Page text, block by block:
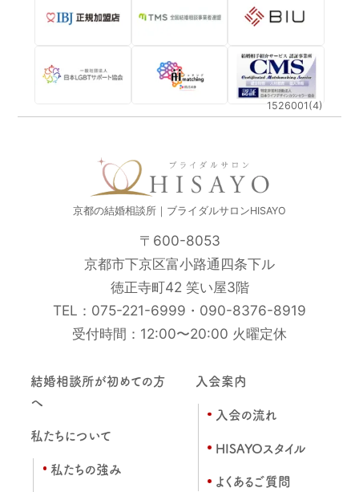
1526001(4)
京都の結婚相談所｜ブライダルサロンHISAYO
〒600-8053
京都市下京区富小路通四条下ル
徳正寺町42 笑い屋3階
TEL： 075-221-6999 ・ 090-8376-8919
受付時間：12:00〜20:00 火曜定休
結婚相談所が初めての方
へ
私たちについて
私たちの強み
入会案内
入会の流れ
HISAYOスタイル
よくあるご質問